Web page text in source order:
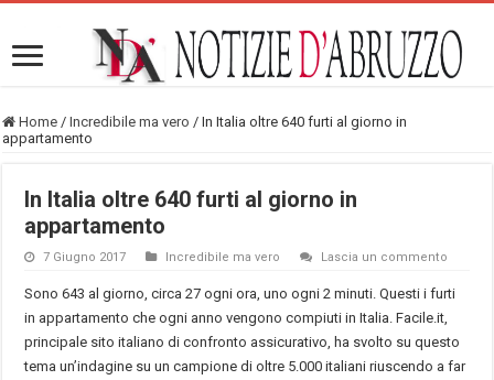
Home / Incredibile ma vero / In Italia oltre 640 furti al giorno in
appartamento
In Italia oltre 640 furti al giorno in
appartamento
7 Giugno 2017 Incredibile ma vero Lascia un commento
Sono 643 al giorno, circa 27 ogni ora, uno ogni 2 minuti. Questi i furti
in appartamento che ogni anno vengono compiuti in Italia. Facile.it,
principale sito italiano di confronto assicurativo, ha svolto su questo
tema un’indagine su un campione di oltre 5.000 italiani riuscendo a far